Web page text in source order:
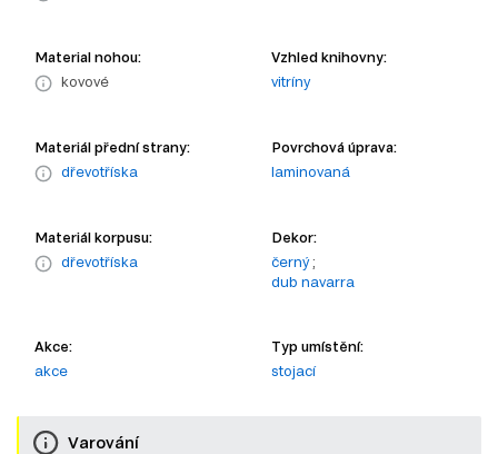
Material nohou:
kovové
Vzhled knihovny:
vitríny
Materiál přední strany:
dřevotříska
Povrchová úprava:
laminovaná
Materiál korpusu:
dřevotříska
Dekor:
černý;
dub navarra
Akce:
akce
Typ umístění:
stojací
Varování